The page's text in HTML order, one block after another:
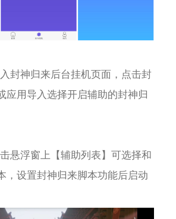
封神归来后台挂机页面，点击封
应用导入选择开启辅助的封神归
悬浮窗上【辅助列表】可选择和
，设置封神归来脚本功能后启动